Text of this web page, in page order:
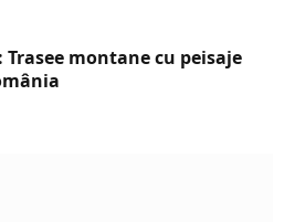
montane cu peisaje